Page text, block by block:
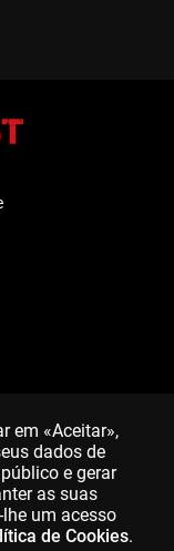
em «Aceitar»,
dados de
e gerar
as suas
um acesso
de Cookies.